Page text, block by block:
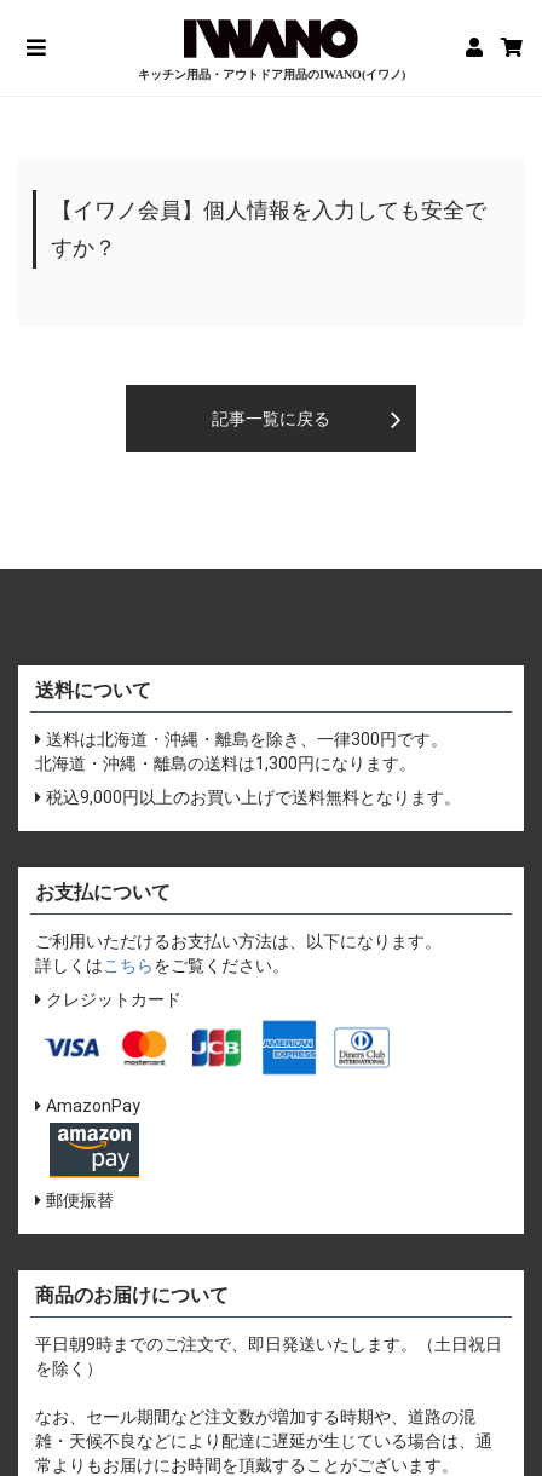
キッチン用品・アウトドア用品のIWANO(イワノ)
【イワノ会員】個人情報を入力しても安全で
すか？
記事一覧に戻る
送料について
送料は北海道・沖縄・離島を除き、一律300円です。
北海道・沖縄・離島の送料は1,300円になります。
税込9,000円以上のお買い上げで送料無料となります。
お支払について
ご利用いただけるお支払い方法は、以下になります。
詳しくはこちらをご覧ください。
クレジットカード
AmazonPay
郵便振替
商品のお届けについて
平日朝9時までのご注文で、即日発送いたします。（土日祝日
を除く）
なお、セール期間など注文数が増加する時期や、道路の混
雑・天候不良などにより配達に遅延が生じている場合は、通
常よりもお届けにお時間を頂戴することがございます。